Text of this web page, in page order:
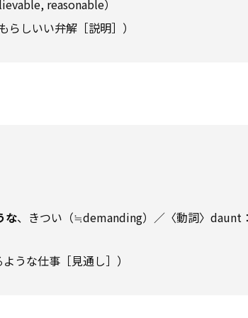
reasonable）
しいい弁解［説明］）
な、きつい（≒demanding）／〈動詞〉daunt
うな仕事［見通し］）